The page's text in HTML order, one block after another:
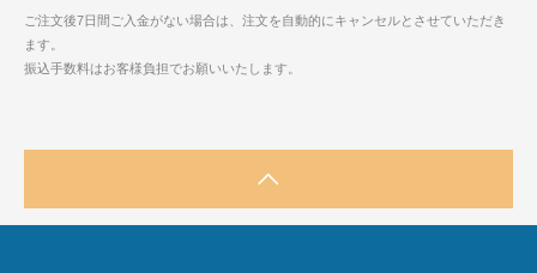
ご注文後7日間ご入金がない場合は、注文を自動的にキャンセルとさせていただき
ます。
振込手数料はお客様負担でお願いいたします。